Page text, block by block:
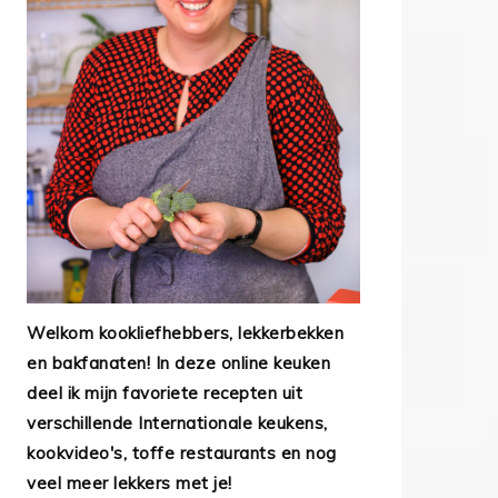
Welkom kookliefhebbers, lekkerbekken
en bakfanaten! In deze online keuken
deel ik mijn favoriete recepten uit
verschillende Internationale keukens,
kookvideo's, toffe restaurants en nog
veel meer lekkers met je!